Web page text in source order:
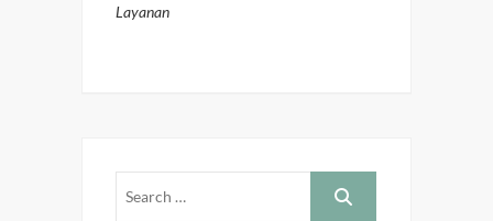
Layanan